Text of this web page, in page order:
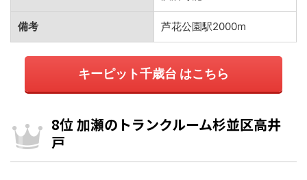
備考 芦花公園駅2000m
キーピット千歳台 はこちら
8位 加瀬のトランクルーム杉並区高井
戸